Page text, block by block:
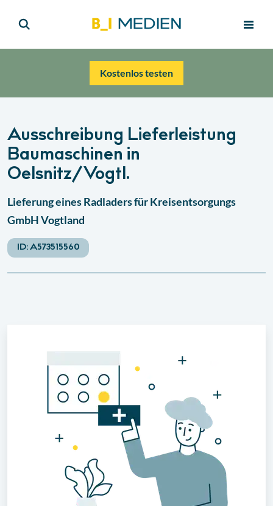
Kostenlos testen
Ausschreibung Lieferleistung
Baumaschinen in
Oelsnitz/Vogtl.
Lieferung eines Radladers für Kreisentsorgungs
GmbH Vogtland
ID:A573515560